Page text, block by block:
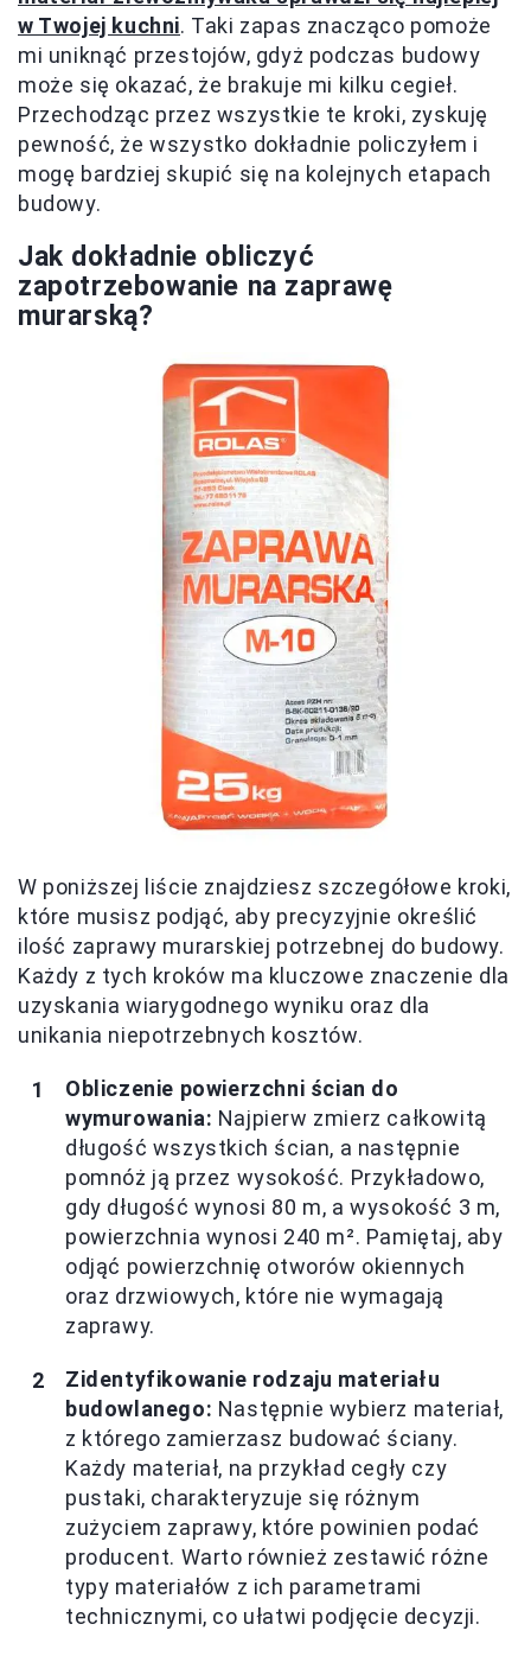
w Twojej kuchni. Taki zapas znacząco pomoże
mi uniknąć przestojów, gdyż podczas budowy
może się okazać, że brakuje mi kilku cegieł.
Przechodząc przez wszystkie te kroki, zyskuję
pewność, że wszystko dokładnie policzyłem i
mogę bardziej skupić się na kolejnych etapach
budowy.
Jak dokładnie obliczyć
zapotrzebowanie na zaprawę
murarską?
W poniższej liście znajdziesz szczegółowe kroki,
które musisz podjąć, aby precyzyjnie określić
ilość zaprawy murarskiej potrzebnej do budowy.
Każdy z tych kroków ma kluczowe znaczenie dla
uzyskania wiarygodnego wyniku oraz dla
unikania niepotrzebnych kosztów.
Obliczenie powierzchni ścian do
wymurowania: Najpierw zmierz całkowitą
długość wszystkich ścian, a następnie
pomnóż ją przez wysokość. Przykładowo,
gdy długość wynosi 80 m, a wysokość 3 m,
powierzchnia wynosi 240 m². Pamiętaj, aby
odjąć powierzchnię otworów okiennych
oraz drzwiowych, które nie wymagają
zaprawy.
Zidentyfikowanie rodzaju materiału
budowlanego: Następnie wybierz materiał,
z którego zamierzasz budować ściany.
Każdy materiał, na przykład cegły czy
pustaki, charakteryzuje się różnym
zużyciem zaprawy, które powinien podać
producent. Warto również zestawić różne
typy materiałów z ich parametrami
technicznymi, co ułatwi podjęcie decyzji.